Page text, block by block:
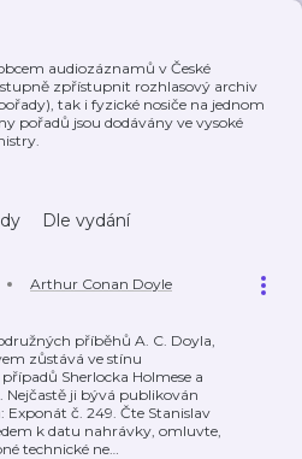
audiozáznamů v České
zpřístupnit rozhlasový archiv
tak i fyzické nosiče na jednom
pořadů jsou dodávány ve vysoké
Dle vydání
Arthur Conan Doyle
příběhů A. C. Doyla,
zůstává ve stínu
Sherlocka Holmese a
Nejčastě ji bývá publikován
Exponát č. 249. Čte Stanislav
k datu nahrávky, omluvte,
technické ne…